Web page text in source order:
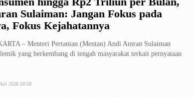
Sulaiman: Jangan Fokus pada
Fokus Kejahatannya
– Menteri Pertanian (Mentan) Andi Amran Sulaiman
yang berkembang di tengah masyarakat terkait pernyataan
2026 18:58